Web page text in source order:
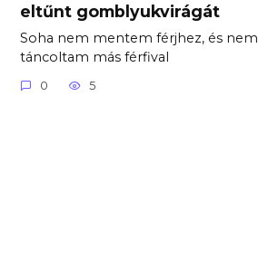
eltűnt gomblyukvirágát
Soha nem mentem férjhez, és nem
táncoltam más férfival
0 5